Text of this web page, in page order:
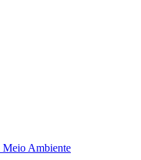
Meio Ambiente